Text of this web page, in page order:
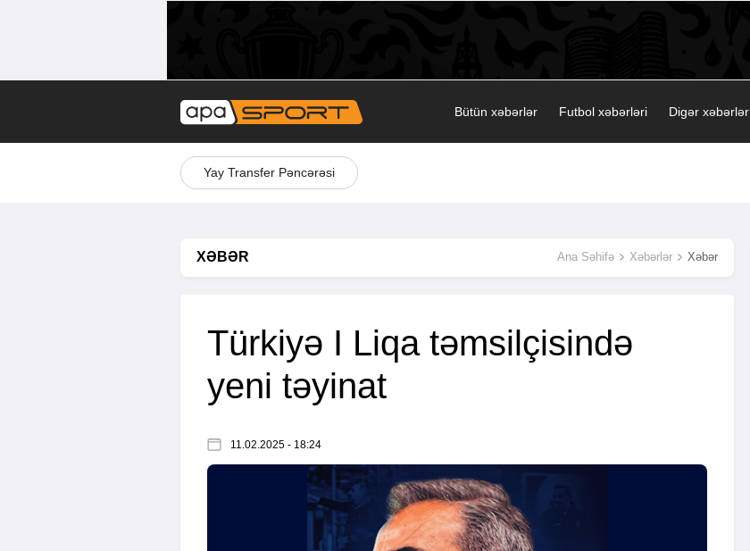
Bütün xəbərlər Futbol xəbərləri Digər xəbərlər
Yay Transfer Pəncərəsi
XƏBƏR Ana Səhifə Xəbərlər Xəbər
Türkiyə I Liqa təmsilçisində
yeni təyinat
11.02.2025 - 18:24